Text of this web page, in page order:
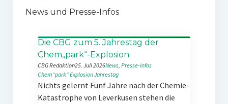
News und Presse-Infos
Die CBG zum 5. Jahrestag der
Chem„park“-Explosion
CBG Redaktion25. Juli 2026News, Presse-Infos
Chem“park“ExplosionJahrestag
Nichts gelernt Fünf Jahre nach der Chemie-
Katastrophe von Leverkusen stehen die